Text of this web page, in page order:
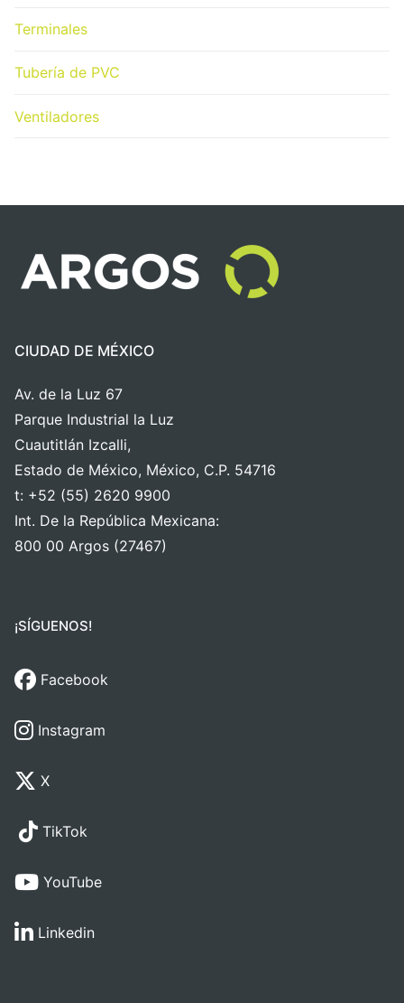
Terminales
Tubería de PVC
Ventiladores
CIUDAD DE MÉXICO
Av. de la Luz 67
Parque Industrial la Luz
Cuautitlán Izcalli,
Estado de México, México, C.P. 54716
t: +52 (55) 2620 9900
Int. De la República Mexicana:
800 00 Argos (27467)
¡SÍGUENOS!
Facebook
Instagram
X
TikTok
YouTube
Linkedin